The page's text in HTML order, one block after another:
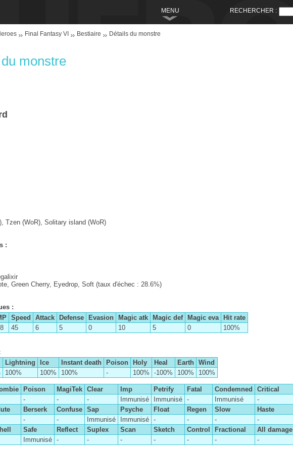
RECHERCHER :
MENU
Final Fantasy VI Bestiaire Détails du monstre
monstre
Tzen (WoR), Solitary island (WoR)
:
Green Cherry, Eyedrop, Soft (taux d'échec : 28.6%)
:
Speed Attack Defense Evasion Magic atk Magic def Magic eva
Hit rate
45 6 5 0 10 5 0 100%
Lightning Ice Instant death Poison Holy Heal Earth Wind
100% 100% 100% - 100% -100% 100% 100%
Poison MagiTek Clear Imp Petrify Fatal Condemned
Critical
- - - Immunisé Immunisé - Immunisé
-
Berserk Confuse Sap Psyche Float Regen Slow
Haste
- - Immunisé Immunisé - - -
-
Safe Reflect Suplex Scan Sketch Control Fractional
All damage
Immunisé - - - - - - -